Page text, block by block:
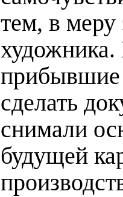
тем, в меру
прибывшие
сделать
снимали
будущей